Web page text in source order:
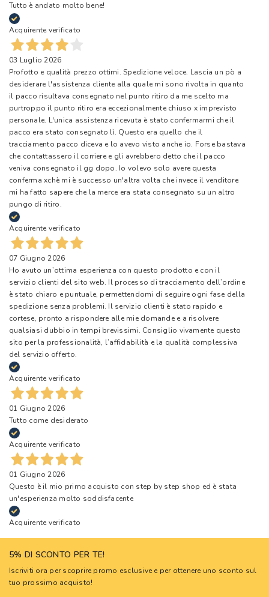
Tutto è andato molto bene!
Acquirente verificato
03 Luglio 2026
Profotto e qualità prezzo ottimi. Spedizione veloce. Lascia un pò a
desiderare l'assistenza cliente alla quale mi sono rivolta in quanto
il pacco risultava consegnato nel punto ritiro da me scelto ma
purtroppo il punto ritiro era eccezionalmente chiuso x imprevisto
personale. L'unica assistenza ricevuta è stato confermarmi che il
pacco era stato consegnato lì. Questo era quello che il
tracciamento pacco diceva e lo avevo visto anche io. Forse bastava
che contattassero il corriere e gli avrebbero detto che il pacco
veniva consegnato il gg dopo. Io volevo solo avere questa
conferma xchè mi è successo un'altra volta che invece il venditore
mi ha fatto sapere che la merce era stata consegnato su un altro
pungo di ritiro.
Acquirente verificato
07 Giugno 2026
Ho avuto un’ottima esperienza con questo prodotto e con il
servizio clienti del sito web. Il processo di tracciamento dell’ordine
è stato chiaro e puntuale, permettendomi di seguire ogni fase della
spedizione senza problemi. Il servizio clienti è stato rapido e
cortese, pronto a rispondere alle mie domande e a risolvere
qualsiasi dubbio in tempi brevissimi. Consiglio vivamente questo
sito per la professionalità, l’affidabilità e la qualità complessiva
del servizio offerto.
Acquirente verificato
01 Giugno 2026
Tutto come desiderato
Acquirente verificato
01 Giugno 2026
Questo è il mio primo acquisto con step by step shop ed è stata
un'esperienza molto soddisfacente
Acquirente verificato
5% DI SCONTO PER TE!
Iscriviti ora per scoprire promo esclusive e per ottenere uno sconto sul
tuo prossimo acquisto!